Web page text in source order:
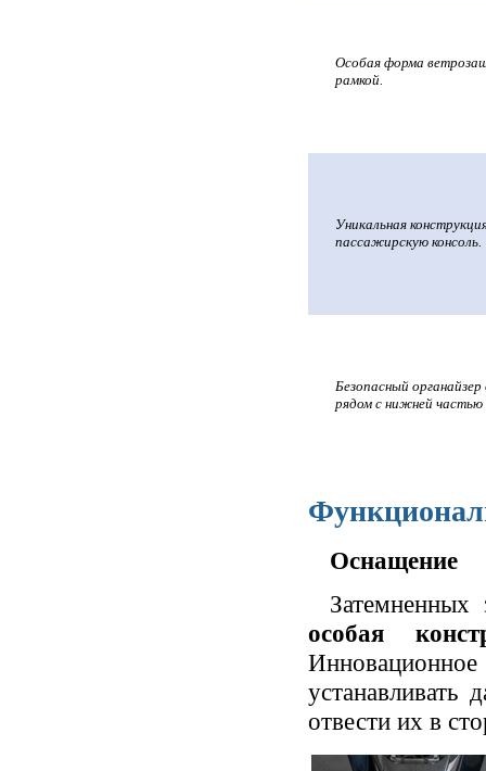
Особая форма
рамкой.
Уникальная
пассажирскую консоль.
Безопасный
рядом с нижней частью
Оснащение
особая
отвести их в